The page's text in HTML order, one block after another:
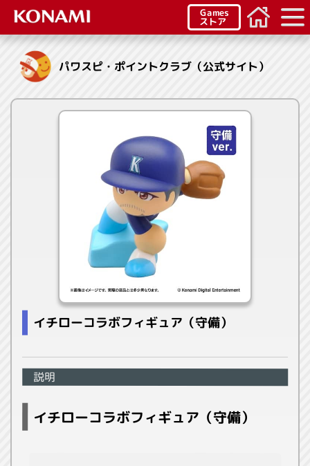
Games
ストア
パワスピ・ポイントクラブ（公式サイト）
イチローコラボフィギュア（守備）
説明
イチローコラボフィギュア（守備）